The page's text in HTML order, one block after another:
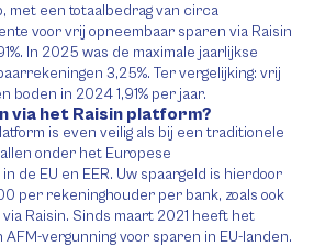
met een totaalbedrag van circa
voor vrij opneembaar sparen via Raisin
In 2025 was de maximale jaarlijkse
3,25%. Ter vergelijking: vrij
boden in 2024 1,91% per jaar.
via het Raisin platform?
is even veilig als bij een traditionele
onder het Europese
de EU en EER. Uw spaargeld is hierdoor
per rekeninghouder per bank, zoals ook
Raisin. Sinds maart 2021 heeft het
vergunning voor sparen in EU-landen.